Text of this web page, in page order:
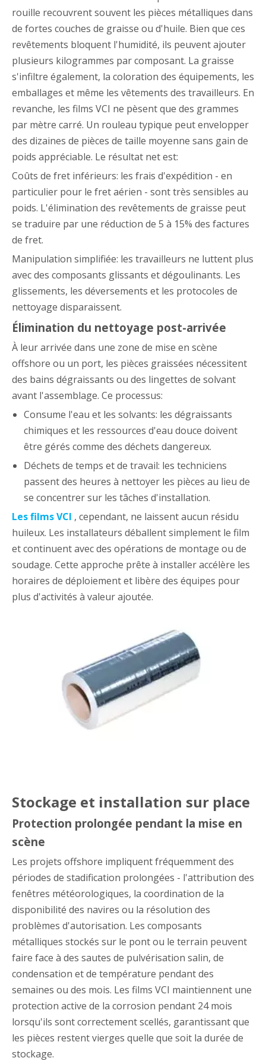
rouille recouvrent souvent les pièces métalliques dans
de fortes couches de graisse ou d'huile. Bien que ces
revêtements bloquent l'humidité, ils peuvent ajouter
plusieurs kilogrammes par composant. La graisse
s'infiltre également, la coloration des équipements, les
emballages et même les vêtements des travailleurs. En
revanche, les films VCI ne pèsent que des grammes
par mètre carré. Un rouleau typique peut envelopper
des dizaines de pièces de taille moyenne sans gain de
poids appréciable. Le résultat net est:
Coûts de fret inférieurs: les frais d'expédition - en
particulier pour le fret aérien - sont très sensibles au
poids. L'élimination des revêtements de graisse peut
se traduire par une réduction de 5 à 15% des factures
de fret.
Manipulation simplifiée: les travailleurs ne luttent plus
avec des composants glissants et dégoulinants. Les
glissements, les déversements et les protocoles de
nettoyage disparaissent.
Élimination du nettoyage post-arrivée
À leur arrivée dans une zone de mise en scène
offshore ou un port, les pièces graissées nécessitent
des bains dégraissants ou des lingettes de solvant
avant l'assemblage. Ce processus:
Consume l'eau et les solvants: les dégraissants
chimiques et les ressources d'eau douce doivent
être gérés comme des déchets dangereux.
Déchets de temps et de travail: les techniciens
passent des heures à nettoyer les pièces au lieu de
se concentrer sur les tâches d'installation.
Les films VCI , cependant, ne laissent aucun résidu
huileux. Les installateurs déballent simplement le film
et continuent avec des opérations de montage ou de
soudage. Cette approche prête à installer accélère les
horaires de déploiement et libère des équipes pour
plus d'activités à valeur ajoutée.
Stockage et installation sur place
Protection prolongée pendant la mise en
scène
Les projets offshore impliquent fréquemment des
périodes de stadification prolongées - l'attribution des
fenêtres météorologiques, la coordination de la
disponibilité des navires ou la résolution des
problèmes d'autorisation. Les composants
métalliques stockés sur le pont ou le terrain peuvent
faire face à des sautes de pulvérisation salin, de
condensation et de température pendant des
semaines ou des mois. Les films VCI maintiennent une
protection active de la corrosion pendant 24 mois
lorsqu'ils sont correctement scellés, garantissant que
les pièces restent vierges quelle que soit la durée de
stockage.